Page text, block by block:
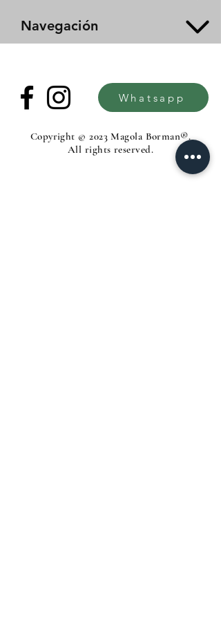
Navegación
Whatsapp
Copyright © 2023 Magola Borman®.
All rights reserved.